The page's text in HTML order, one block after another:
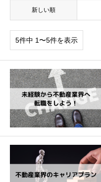
新しい順
5件中 1〜5件を表示